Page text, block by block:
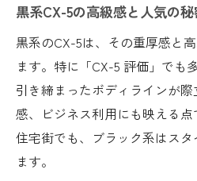
黒系CX-5の高級感と人気の
黒系のCX-5は、その重厚感と
ます。特に「CX-5 評価」でも
引き締まったボディラインが
感、ビジネス利用にも映える
住宅街でも、ブラック系はス
ます。